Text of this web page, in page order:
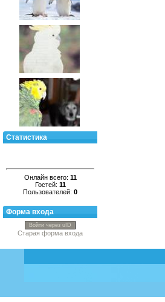
Статистика
Онлайн всего: 11
Гостей: 11
Пользователей: 0
Форма входа
Войти через uID
Старая форма входа